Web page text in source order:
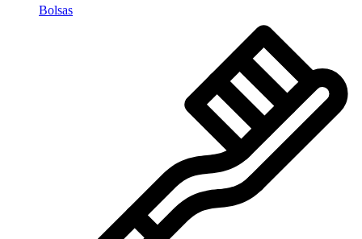
Bolsas